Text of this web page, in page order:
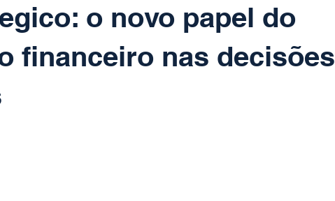
o novo papel do
financeiro nas decisões